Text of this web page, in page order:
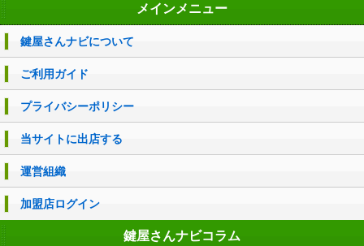
メインメニュー
鍵屋さんナビについて
ご利用ガイド
プライバシーポリシー
当サイトに出店する
運営組織
加盟店ログイン
鍵屋さんナビコラム